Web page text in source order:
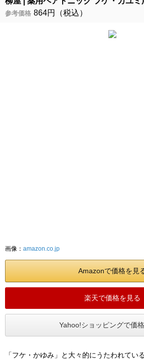
画像： amazon.co.jp
参考価格 864円（税込）
Amazonで価格を見
楽天で価格を見る
Yahoo!ショッピングで価
「フケ・かゆみ」と大々的にうたわれてい